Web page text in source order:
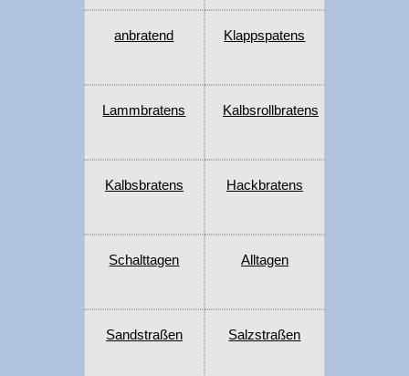
anbratend Klappspatens
Lammbratens Kalbsrollbratens
Kalbsbratens Hackbratens
Schalttagen Alltagen
Sandstraßen Salzstraßen